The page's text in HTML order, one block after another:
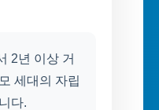
2년 이상 거
세대의 자립
다.